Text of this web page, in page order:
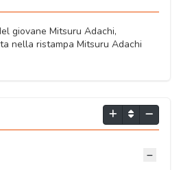
giovane Mitsuru Adachi,
nella ristampa Mitsuru Adachi